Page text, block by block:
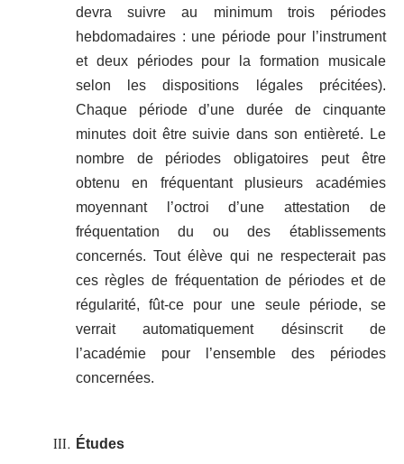
devra suivre au minimum trois périodes
hebdomadaires : une période pour l’instrument
et deux périodes pour la formation musicale
selon les dispositions légales précitées).
Chaque période d’une durée de cinquante
minutes doit être suivie dans son entièreté. Le
nombre de périodes obligatoires peut être
obtenu en fréquentant plusieurs académies
moyennant l’octroi d’une attestation de
fréquentation du ou des établissements
concernés. Tout élève qui ne respecterait pas
ces règles de fréquentation de périodes et de
régularité, fût-ce pour une seule période, se
verrait automatiquement désinscrit de
l’académie pour l’ensemble des périodes
concernées.
Études